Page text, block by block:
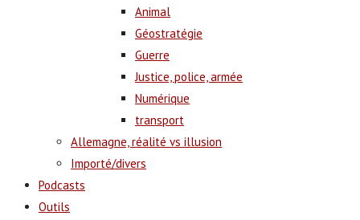
Animal
Géostratégie
Guerre
Justice, police, armée
Numérique
transport
Allemagne, réalité vs illusion
Importé/divers
Podcasts
Outils